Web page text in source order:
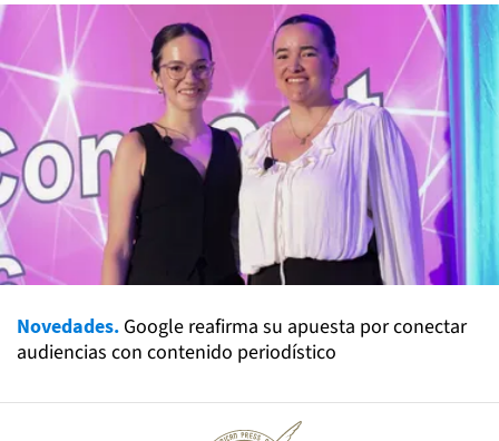
Novedades. Google reafirma su apuesta por conectar
audiencias con contenido periodístico